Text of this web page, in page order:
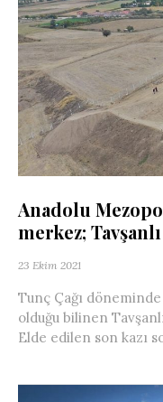
Anadolu
merkez;
23 Ekim 2021
Tunç Çağı
olduğu bilinen
Elde edilen son kazı